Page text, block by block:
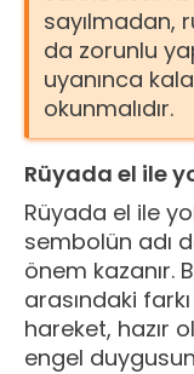
sayılmadan,
da zorunlu
uyanınca
okunmalıdır.
Rüyada el ile
Rüyada el ile
sembolün adı
önem kazanır.
arasındaki
hareket, hazır
engel